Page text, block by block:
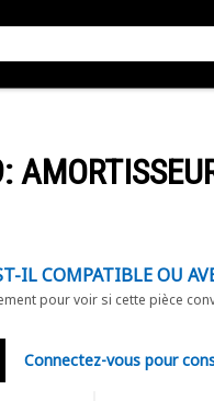
:
IL COMPATIBLE OU
pour voir si cette pièce
Connectez-vous pour